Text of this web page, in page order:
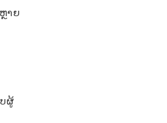
າຍ
ຜູ້